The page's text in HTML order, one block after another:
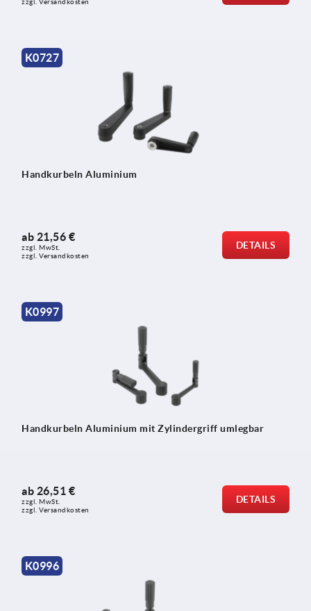
zzgl. Versandkosten
K0727
Handkurbeln Aluminium
ab 21,56 €
zzgl. MwSt.
zzgl. Versandkosten
DETAILS
K0997
Handkurbeln Aluminium mit Zylindergriff umlegbar
ab 26,51 €
zzgl. MwSt.
zzgl. Versandkosten
DETAILS
K0996